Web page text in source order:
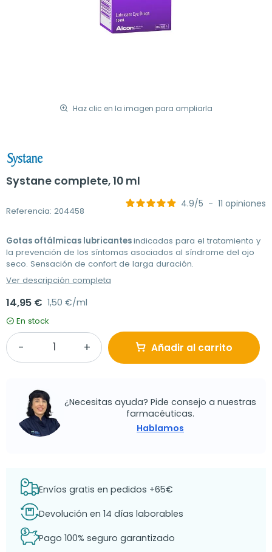
Haz clic en la imagen para ampliarla
Systane complete, 10 ml
Referencia: 204458
4.9/5 - 11 opiniones
Gotas oftálmicas lubricantesindicadas para el tratamiento y
la prevención de los síntomas asociados al síndrome del ojo
seco. Sensación de confort de larga duración.
Ver descripción completa
14,95 € 1,50 €/ml
En stock
Añadir al carrito
¿Necesitas ayuda? Pide consejo a nuestras
farmacéuticas.
Hablamos
Envíos gratis en pedidos +65€
Devolución en 14 días laborables
Pago 100% seguro garantizado